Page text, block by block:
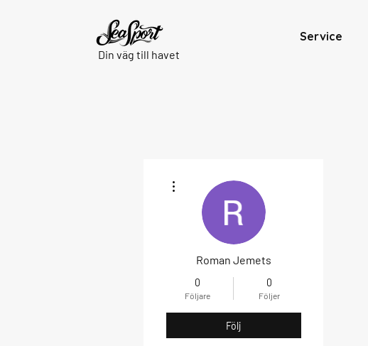
Din väg till havet
Service
Roman Jemets
0
Följare
0
Följer
Följ